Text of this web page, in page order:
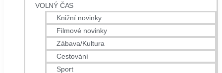
VOLNÝ ČAS
Knižní novinky
Filmové novinky
Zábava/Kultura
Cestování
Sport